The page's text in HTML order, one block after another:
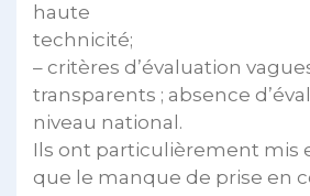
haute
technicité;
– critères d’évaluation
transparents ; absence
niveau national.
Ils ont particulièrement mis
que le manque de prise en